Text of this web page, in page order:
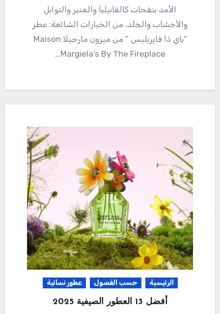
الأمد بنفحات كالفانيليا والعنبر والتوابل
والأخشاب والجلد. من الخيارات الشائعة: عطر
“باي ذا فايربليس ” من ميزون مارجيلا Maison
Margiela’s By The Fireplace…
الرئيسية حسب الفصول عطور نسائية
أفضل 13 العطور الصيفية 2025